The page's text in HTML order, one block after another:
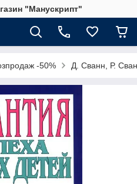
"Манускрипт"
-50% Д. Сванн, Р.